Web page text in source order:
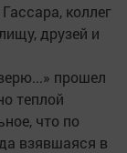
коллег
друзей и
прошел
теплой
что по
взявшаяся в